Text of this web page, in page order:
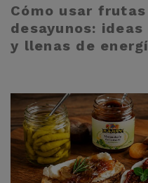
Cómo usar
desayunos:
y llenas de